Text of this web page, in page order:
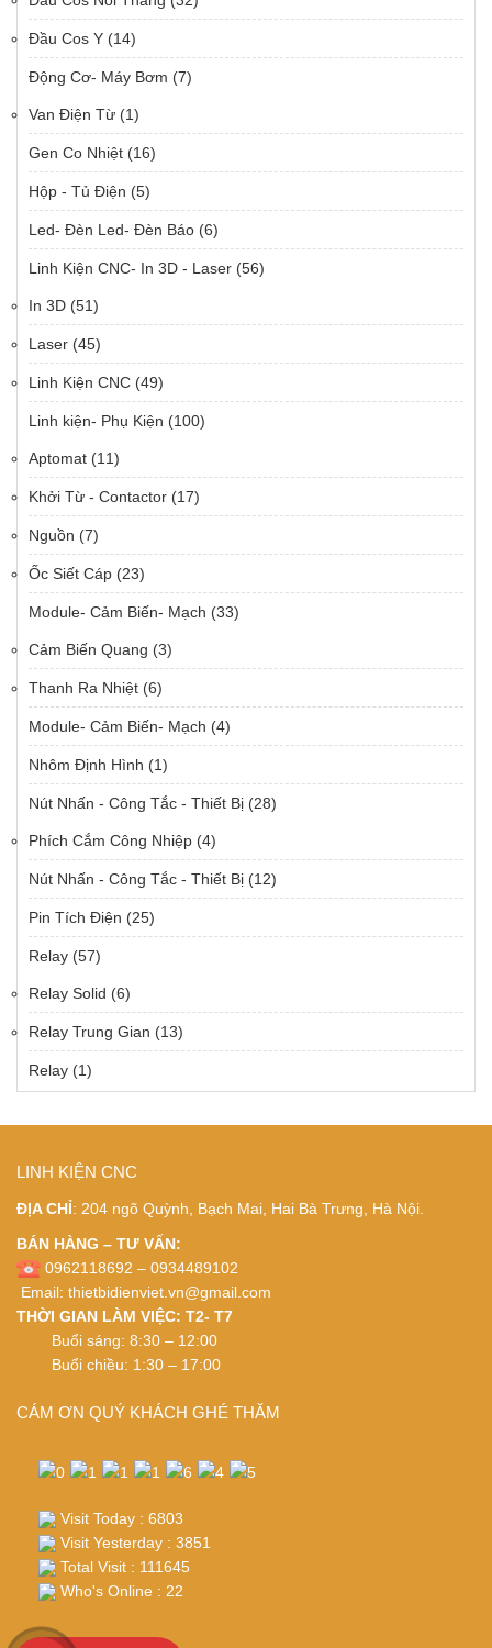
Đầu Cos Y (14)
Động Cơ- Máy Bơm (7)
Van Điện Từ (1)
Gen Co Nhiệt (16)
Hộp - Tủ Điện (5)
Led- Đèn Led- Đèn Báo (6)
Linh Kiện CNC- In 3D - Laser (56)
In 3D (51)
Laser (45)
Linh Kiện CNC (49)
Linh kiện- Phụ Kiện (100)
Aptomat (11)
Khởi Từ - Contactor (17)
Nguồn (7)
Ốc Siết Cáp (23)
Module- Cảm Biến- Mạch (33)
Cảm Biến Quang (3)
Thanh Ra Nhiệt (6)
Module- Cảm Biến- Mạch (4)
Nhôm Định Hình (1)
Nút Nhấn - Công Tắc - Thiết Bị (28)
Phích Cắm Công Nhiệp (4)
Nút Nhấn - Công Tắc - Thiết Bị (12)
Pin Tích Điện (25)
Relay (57)
Relay Solid (6)
Relay Trung Gian (13)
Relay (1)
LINH KIỆN CNC
ĐỊA CHỈ: 204 ngõ Quỳnh, Bạch Mai, Hai Bà Trưng, Hà Nội.
BÁN HÀNG – TƯ VẤN:
0962118692 – 0934489102
Email: thietbidienviet.vn@gmail.com
THỜI GIAN LÀM VIỆC: T2- T7
Buổi sáng: 8:30 – 12:00
Buổi chiều: 1:30 – 17:00
CÁM ƠN QUÝ KHÁCH GHÉ THĂM
Visit Today : 6803
Visit Yesterday : 3851
Total Visit : 111645
Who's Online : 22